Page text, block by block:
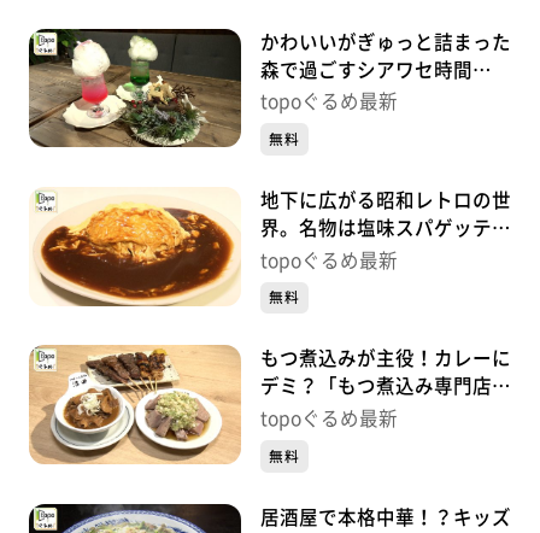
かわいいがぎゅっと詰まった
森で過ごすシアワセ時間
「TOTO’S CAFÉ」（青葉区
め】
topoぐるめ最新
無料
地下に広がる昭和レトロの世
界。名物は塩味スパゲッティ
「喫茶エルベ」（青葉区一番
topoぐるめ最新
無料
もつ煮込みが主役！カレーに
デミ？「もつ煮込み専門店沼
田 仙台駅前店」（青葉区中
topoぐるめ最新
無料
居酒屋で本格中華！？キッズ